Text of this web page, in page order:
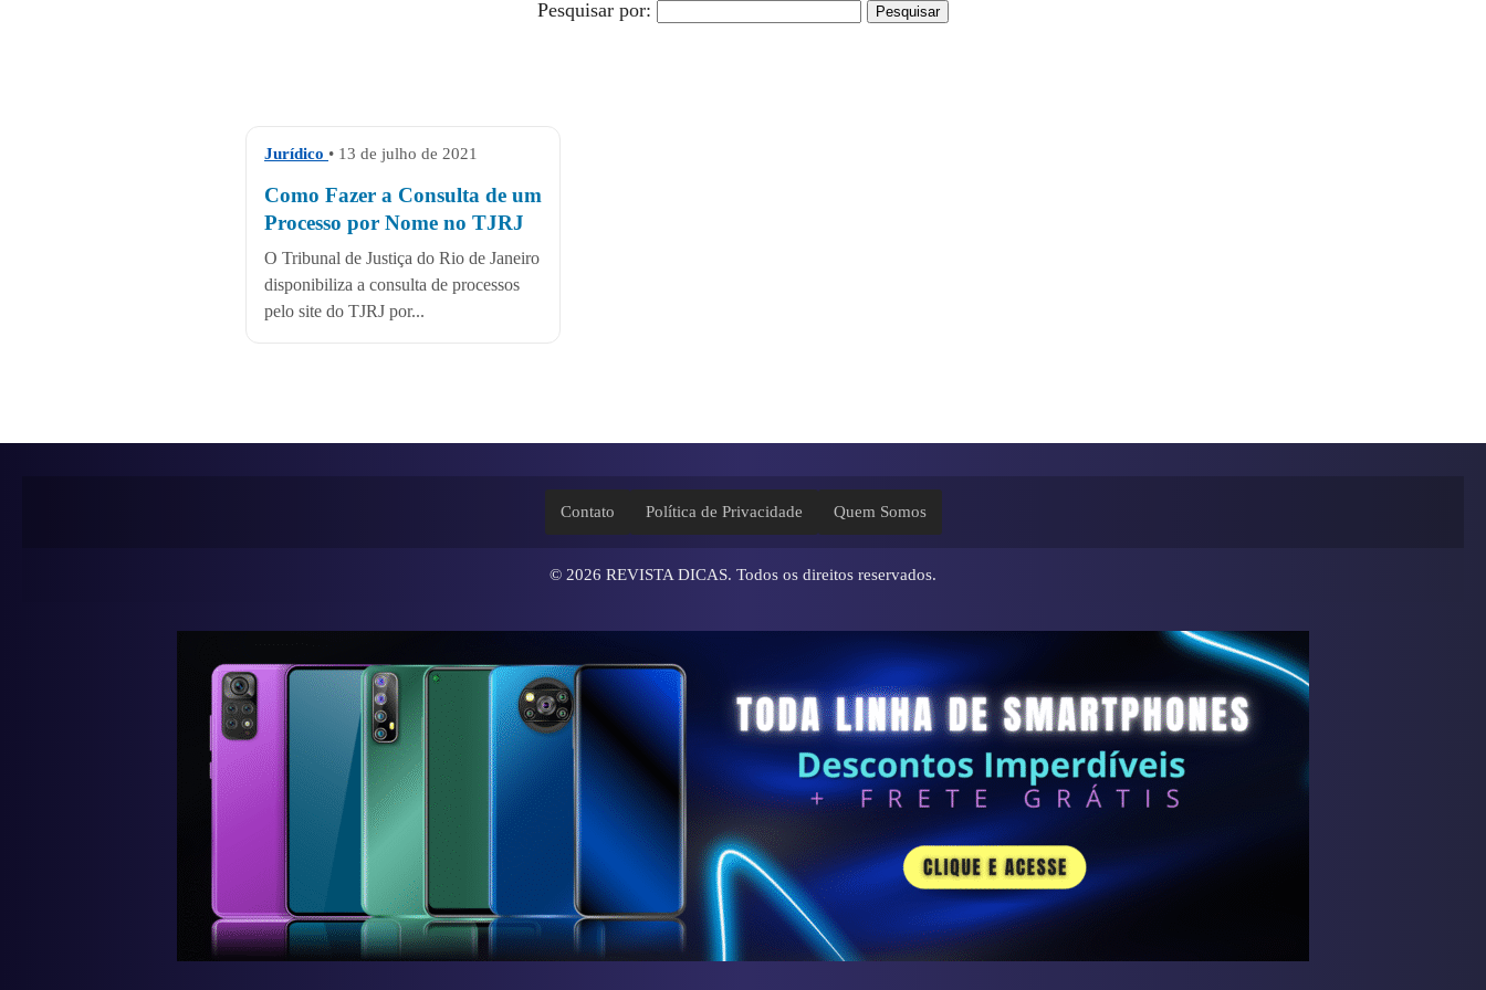
Pesquisar por:
Jurídico • 13 de julho de 2021
Como Fazer a Consulta de um
Processo por Nome no TJRJ
O Tribunal de Justiça do Rio de Janeiro
disponibiliza a consulta de processos
pelo site do TJRJ por...
Contato Política de Privacidade Quem Somos
© 2026 REVISTA DICAS. Todos os direitos reservados.